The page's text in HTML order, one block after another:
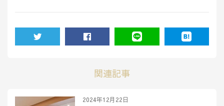
関連記事
2024年12月22日